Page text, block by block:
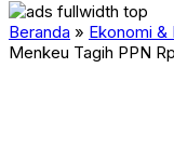
Beranda » Ekonomi &
Menkeu Tagih PPN